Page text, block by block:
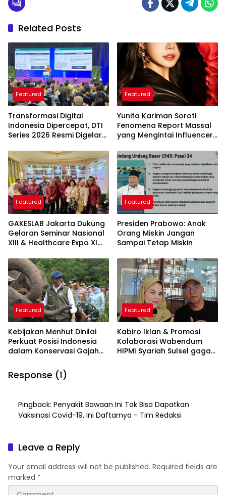
Related Posts
Featured
Transformasi Digital
Indonesia Dipercepat, DTI
Series 2026 Resmi Digelar
Featured
Yunita Kariman Soroti
Fenomena Report Massal
yang Mengintai Influencer,
yang Perlu Diketahui
Featured
GAKESLAB Jakarta Dukung
Gelaran Seminar Nasional
XIII & Healthcare Expo XI
Featured
Presiden Prabowo: Anak
Orang Miskin Jangan
Sampai Tetap Miskin
Featured
Kebijakan Menhut Dinilai
Perkuat Posisi Indonesia
dalam Konservasi Gajah
Featured
Kabiro Iklan & Promosi
Kolaborasi Wabendum
HIPMI Syariah Sulsel gagas
Response (1)
Pingback: Penyakit Bawaan Ini Tak Bisa Dapatkan
Vaksinasi Covid-19, Ini Daftarnya - Tim Redaksi
Leave a Reply
Your email address will not be published. Required fields are
marked *